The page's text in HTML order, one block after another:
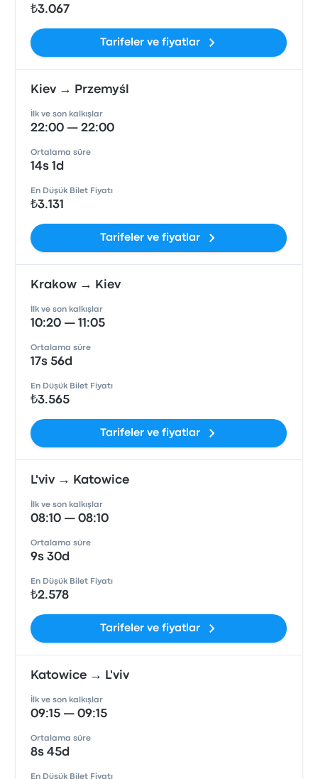
₺3.067
Tarifeler ve fiyatlar
Kiev → Przemyśl
İlk ve son kalkışlar
22:00 — 22:00
Ortalama süre
14s 1d
En Düşük Bilet Fiyatı
₺3.131
Tarifeler ve fiyatlar
Krakow → Kiev
İlk ve son kalkışlar
10:20 — 11:05
Ortalama süre
17s 56d
En Düşük Bilet Fiyatı
₺3.565
Tarifeler ve fiyatlar
L'viv → Katowice
İlk ve son kalkışlar
08:10 — 08:10
Ortalama süre
9s 30d
En Düşük Bilet Fiyatı
₺2.578
Tarifeler ve fiyatlar
Katowice → L'viv
İlk ve son kalkışlar
09:15 — 09:15
Ortalama süre
8s 45d
En Düşük Bilet Fiyatı